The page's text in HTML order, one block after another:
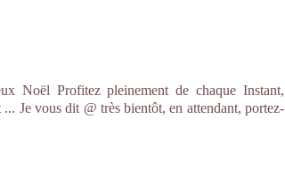
Noël Profitez pleinement de chaque Instant,
Je vous dit @ très bientôt, en attendant, portez-